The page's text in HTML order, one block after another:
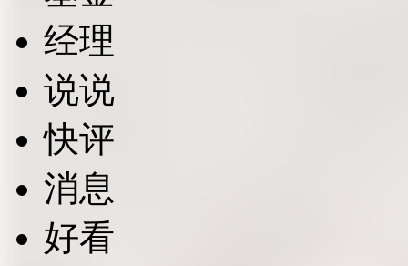
经理
说说
快评
消息
好看